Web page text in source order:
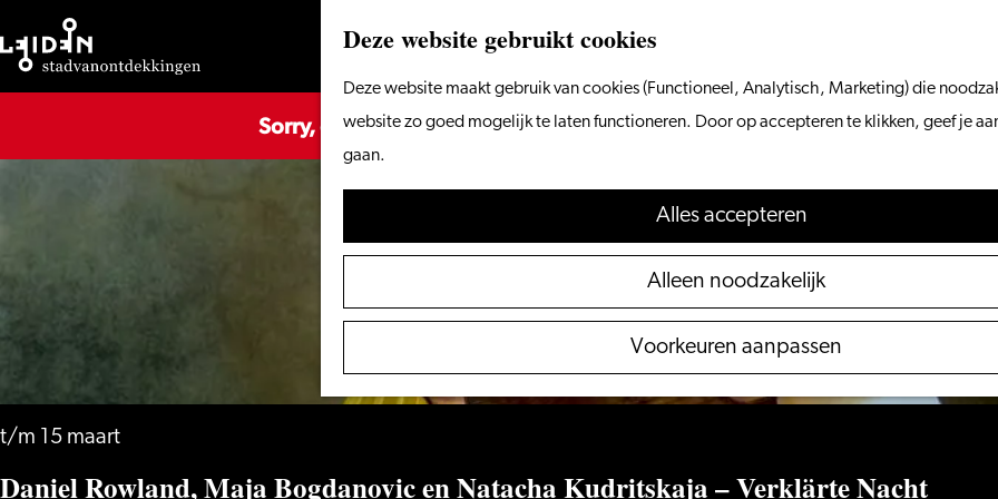
Deze website gebruikt cookies
Deze website maakt gebruik van cookies (Functioneel, Analytisch, Marketing) die
website zo goed mogelijk te laten functioneren. Door op accepteren te klikken, geef je
gaan.
Alles accepteren
Alleen noodzakelijk
Voorkeuren aanpassen
Ga
de
Sorry, deze activiteit is niet meer beschikbaar. Bekijk hetactuele aanbod
t/m 15 maart
Daniel Rowland, Maja Bogdanovic en Natacha Kudritskaja – Verklärte Nacht